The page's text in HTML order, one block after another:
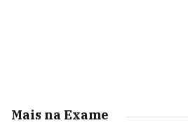
Mais na Exame